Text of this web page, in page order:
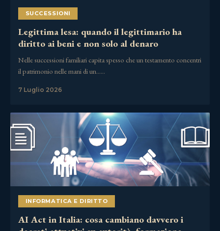
SUCCESSIONI
Legittima lesa: quando il legittimario ha
diritto ai beni e non solo al denaro
Nelle successioni familiari capita spesso che un testamento concentri
il patrimonio nelle mani di un……
7 Luglio 2026
INFORMATICA E DIRITTO
AI Act in Italia: cosa cambiano davvero i